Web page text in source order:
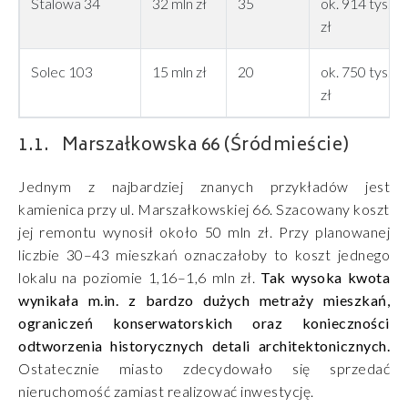
zł
Solec 103 15 mln zł 20
ok. 750 tys.
zł
Marszałkowska 66 (Śródmieście)
Jednym z najbardziej znanych przykładów jest
kamienica przy ul. Marszałkowskiej 66. Szacowany koszt
jej remontu wynosił około 50 mln zł. Przy planowanej
liczbie 30–43 mieszkań oznaczałoby to koszt jednego
lokalu na poziomie 1,16–1,6 mln zł. Tak wysoka kwota
wynikała m.in. z bardzo dużych metraży mieszkań,
ograniczeń konserwatorskich oraz konieczności
odtworzenia historycznych detali architektonicznych.
Ostatecznie miasto zdecydowało się sprzedać
nieruchomość zamiast realizować inwestycję.